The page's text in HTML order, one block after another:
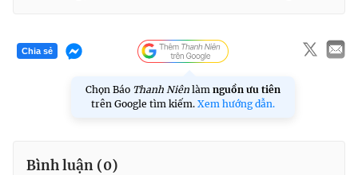
Chia sẻ
Chọn Báo Thanh Niên làm nguồn ưu tiên
trên Google tìm kiếm. Xem hướng dẫn.
Bình luận (0)